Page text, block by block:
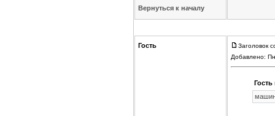
Вернуться к началу
Гость
Заголовок
Добавлено: